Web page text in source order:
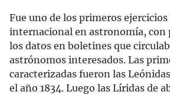
Fue uno de los primeros
internacional en astronomía, con
los datos en boletines que
astrónomos interesados. Las
caracterizadas fueron las
el año 1834. Luego las Líridas de